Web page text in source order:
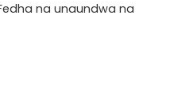
na unaundwa na